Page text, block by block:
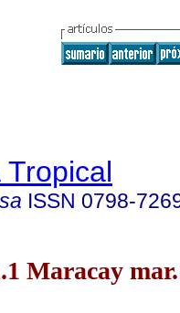
ISSN 0798-
Maracay mar.